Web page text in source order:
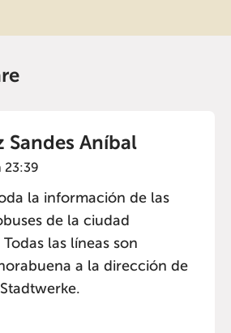
Sandes Aníbal
23:39
la información de las
de la ciudad
las líneas son
a la dirección de